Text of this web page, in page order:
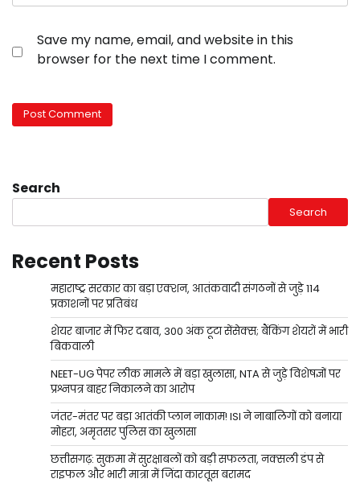
Save my name, email, and website in this
browser for the next time I comment.
Search
Search
Recent Posts
महाराष्ट्र सरकार का बड़ा एक्शन, आतंकवादी संगठनों से जुड़े 114
प्रकाशनों पर प्रतिबंध
शेयर बाजार में फिर दबाव, 300 अंक टूटा सेंसेक्स; बैंकिंग शेयरों में भारी
बिकवाली
NEET-UG पेपर लीक मामले में बड़ा खुलासा, NTA से जुड़े विशेषज्ञों पर
प्रश्नपत्र बाहर निकालने का आरोप
जंतर-मंतर पर बड़ा आतंकी प्लान नाकाम! ISI ने नाबालिगों को बनाया
मोहरा, अमृतसर पुलिस का खुलासा
छत्तीसगढ़: सुकमा में सुरक्षाबलों को बड़ी सफलता, नक्सली डंप से
राइफल और भारी मात्रा में जिंदा कारतूस बरामद